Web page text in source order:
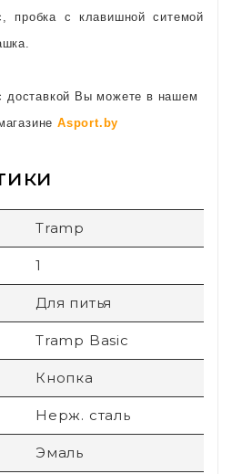
пробка с клавишной ситемой
доставкой Вы можете в нашем
Asport.by
Tramp
1
Для питья
Tramp Basic
Кнопка
Нерж. сталь
Эмаль